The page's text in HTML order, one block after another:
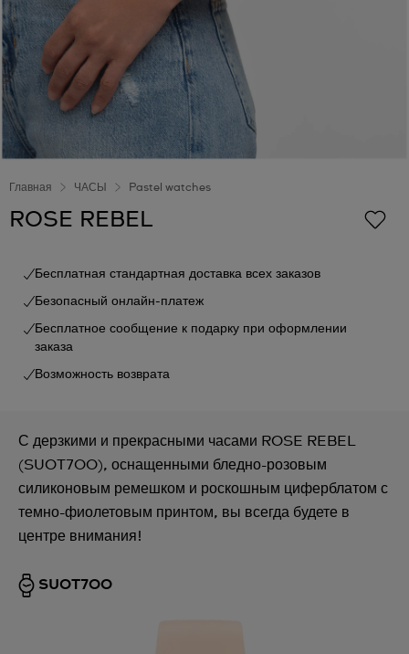
Главная ЧАСЫ Pastel watches
ROSE REBEL
Бесплатная стандартная доставка всех заказов
Безопасный онлайн-платеж
Бесплатное сообщение к подарку при оформлении
заказа
Возможность возврата
С дерзкими и прекрасными часами ROSE REBEL
(SUOT700), оснащенными бледно-розовым
силиконовым ремешком и роскошным циферблатом с
темно-фиолетовым принтом, вы всегда будете в
центре внимания!
SUOT700